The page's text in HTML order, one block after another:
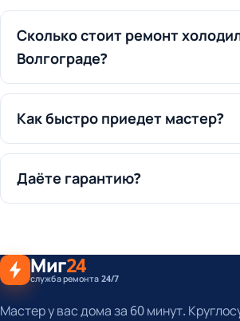
Сколько стоит ремонт
Волгограде?
Как быстро приедет мастер?
Даёте гарантию?
Миг24
служба ремонта 24/7
Мастер у вас дома за 60 минут.